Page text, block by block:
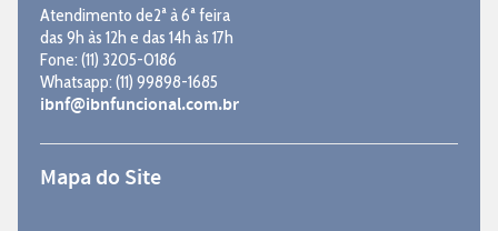
Atendimento de2ª à 6ª feira
das 9h às 12h e das 14h às 17h
Fone: (11) 3205-0186
Whatsapp: (11) 99898-1685
ibnf@ibnfuncional.com.br
Mapa do Site